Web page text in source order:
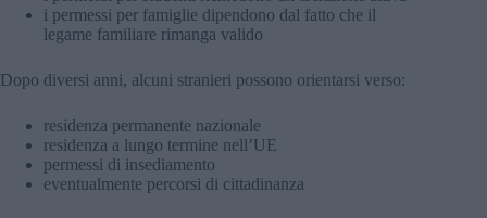
i permessi per famiglie dipendono dal fatto che il
legame familiare rimanga valido
Dopo diversi anni, alcuni stranieri possono orientarsi verso:
residenza permanente nazionale
residenza a lungo termine nell’UE
permessi di insediamento
eventualmente percorsi di cittadinanza